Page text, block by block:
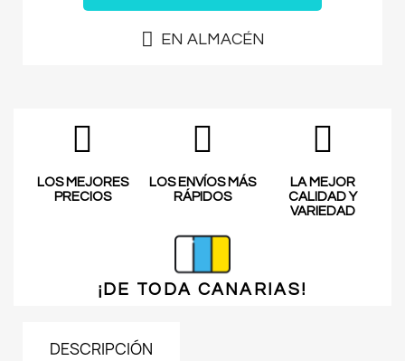
EN ALMACÉN
LOS MEJORES
PRECIOS
LOS ENVÍOS MÁS
RÁPIDOS
LA MEJOR
CALIDAD Y
VARIEDAD
¡DE TODA CANARIAS!
DESCRIPCIÓN